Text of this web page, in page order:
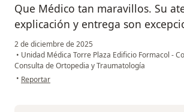
Que Médico tan maravillos. Su
explicación y entrega son
2 de diciembre de 2025
• Unidad Médica Torre Plaza Edificio Formacol -
Consulta de Ortopedia y Traumatología
• en opinión del usuario María José Fonnegra Vélez
Reportar